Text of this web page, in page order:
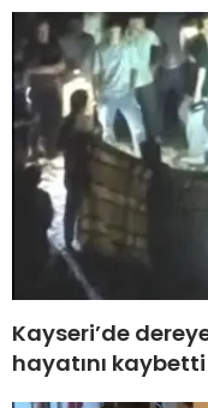
Kayseri’de
hayatını kaybetti